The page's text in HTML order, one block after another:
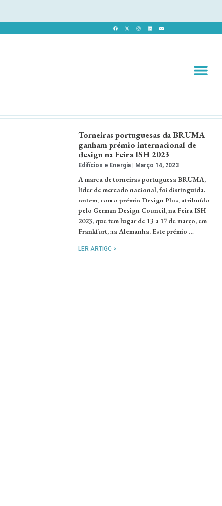
Torneiras portuguesas da BRUMA
ganham prémio internacional de
design na Feira ISH 2023
Edifícios e Energia Março 14, 2023
A marca de torneiras portuguesa BRUMA,
líder de mercado nacional, foi distinguida,
ontem, com o prémio Design Plus, atribuído
pelo German Design Council, na Feira ISH
2023, que tem lugar de 13 a 17 de março, em
Frankfurt, na Alemanha. Este prémio …
LER ARTIGO >